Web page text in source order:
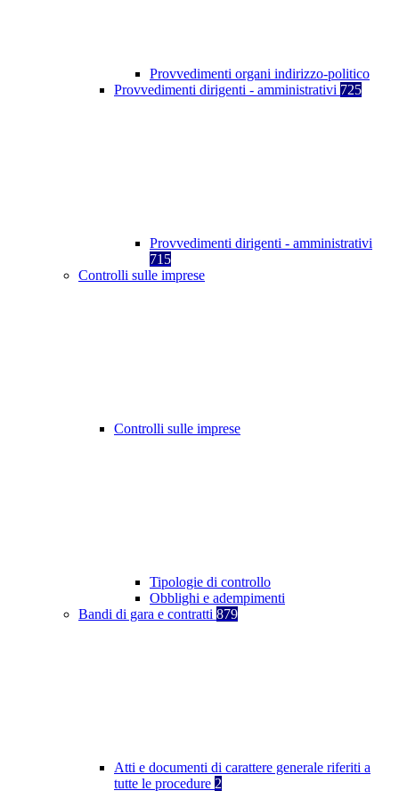
Provvedimenti organi indirizzo-politico
Provvedimenti dirigenti - amministrativi 725
Provvedimenti dirigenti - amministrativi
715
Controlli sulle imprese
Controlli sulle imprese
Tipologie di controllo
Obblighi e adempimenti
Bandi di gara e contratti 879
Atti e documenti di carattere generale riferiti a
tutte le procedure 2